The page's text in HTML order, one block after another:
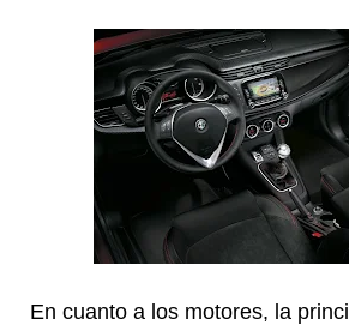
En cuanto a los motores, la